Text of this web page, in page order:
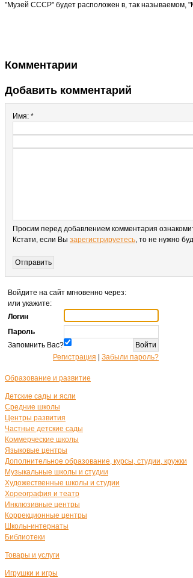
"Музей СССР" будет расположен в, так называемом,
Комментарии
Добавить комментарий
Имя: *
Просим перед добавлением комментария
Кстати, если Вы зарегистрируетесь, то не нужно
Войдите на сайт мгновенно через:
или укажите:
Логин
Пароль
Запомнить Вас?
Регистрация
Забыли пароль?
Образование и развитие
Детские сады и ясли
Средние школы
Центры развития
Частные детские сады
Коммерческие школы
Языковые центры
Дополнительное образование, курсы, студии, кружки
Музыкальные школы и студии
Художественные школы и студии
Хореография и театр
Инклюзивные центры
Коррекционные центры
Школы-интернаты
Библиотеки
Товары и услуги
Игрушки и игры